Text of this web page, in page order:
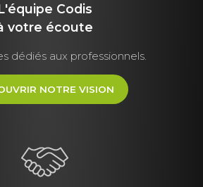
Codis
votre écoute
dédiés aux professionnels.
NOTRE VISION